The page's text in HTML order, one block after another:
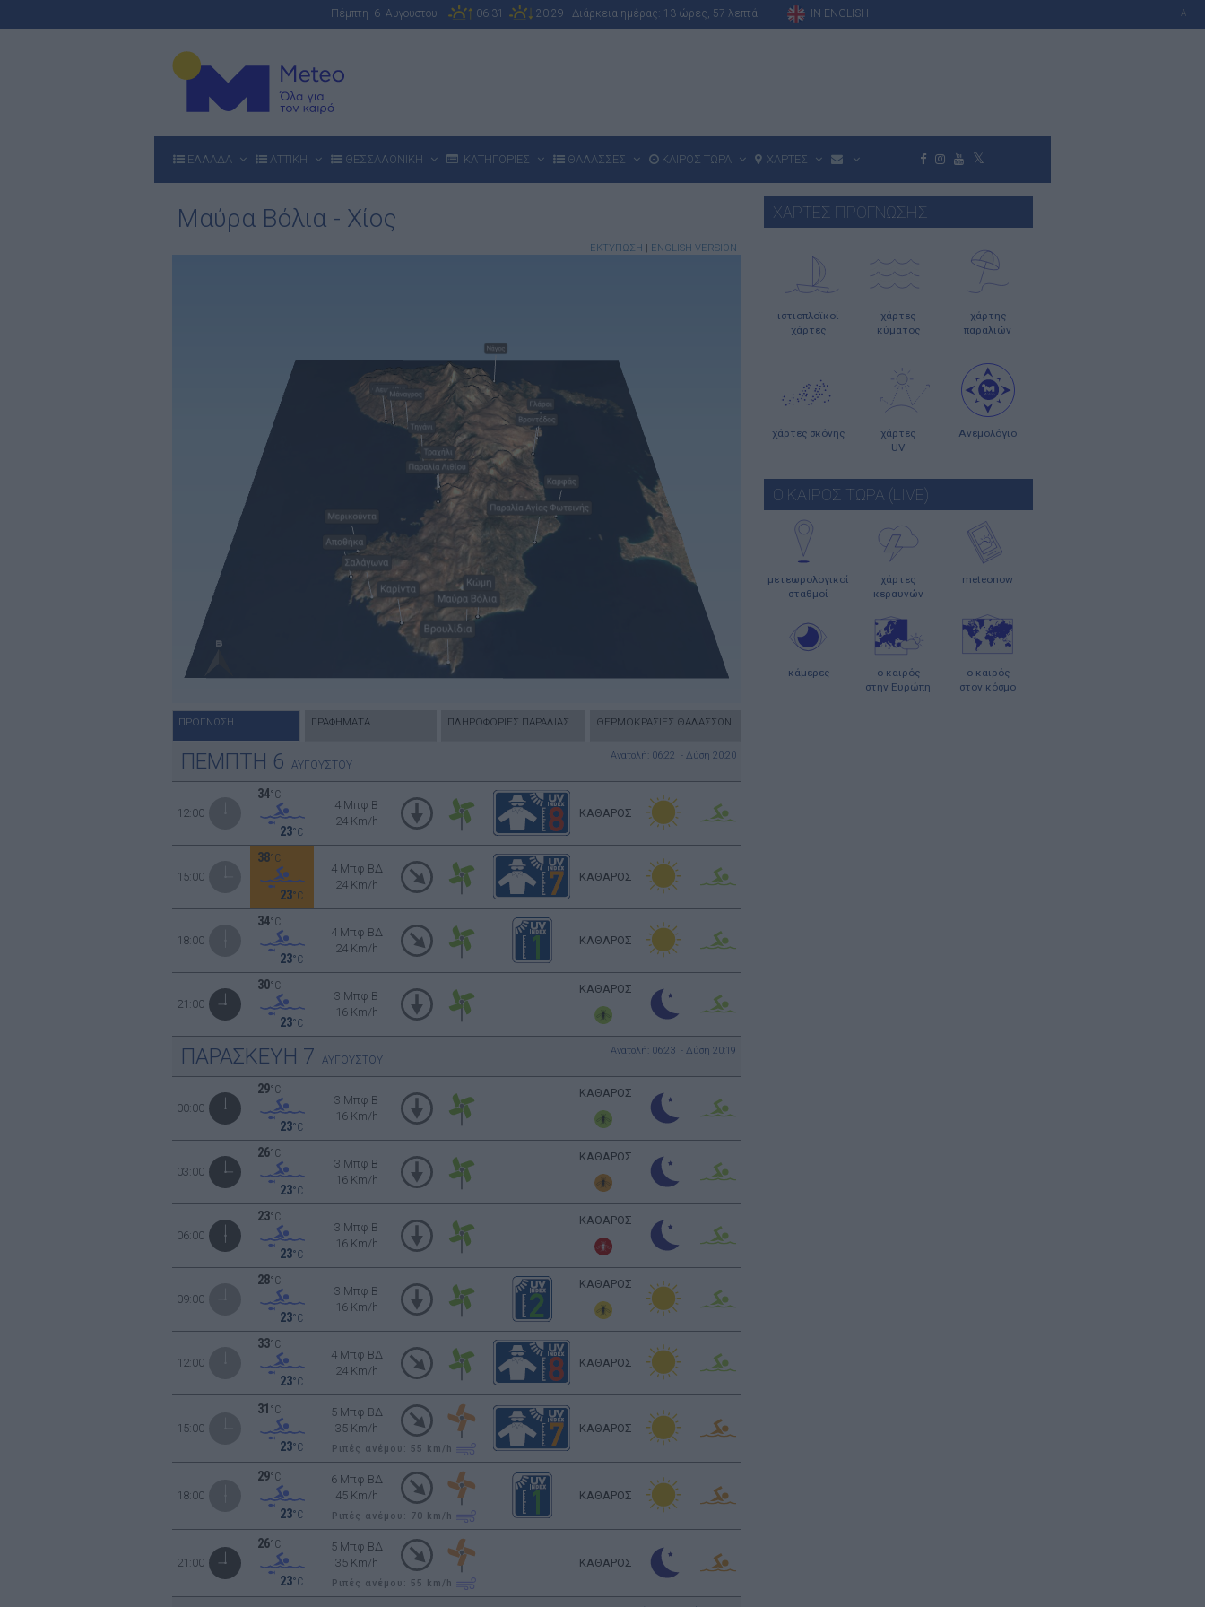
Πέμπτη 6 Αυγούστου 06:31 20:29 - Διάρκεια ημέρας: 13 ώρες, 57 λεπτά | IN ENGLISH A
ΕΛΛΑΔΑ ΑΤΤΙΚΗ ΘΕΣΣΑΛΟΝΙΚΗ ΚΑΤΗΓΟΡΙΕΣ ΘΑΛΑΣΣΕΣ ΚΑΙΡΟΣ ΤΩΡΑ ΧΑΡΤΕΣ
Μαύρα Βόλια - Χίος
ΕΚΤΥΠΩΣΗ | ENGLISH VERSION
ΠΡΟΓΝΩΣΗ ΓΡΑΦΗΜΑΤΑ ΠΛΗΡΟΦΟΡΙΕΣ ΠΑΡΑΛΙΑΣ ΘΕΡΜΟΚΡΑΣΙΕΣ ΘΑΛΑΣΣΩΝ
ΠΕΜΠΤΗ 6 ΑΥΓΟΥΣΤΟΥ
Ανατολή: 06:22 - Δύση 20:20
12:00
34°C
23°C
4 Μπφ B
24 Km/h
ΚΑΘΑΡΟΣ
15:00
38°C
23°C
4 Μπφ ΒΔ
24 Km/h
ΚΑΘΑΡΟΣ
18:00
34°C
23°C
4 Μπφ ΒΔ
24 Km/h
ΚΑΘΑΡΟΣ
21:00
30°C
23°C
3 Μπφ B
16 Km/h
ΚΑΘΑΡΟΣ
ΠΑΡΑΣΚΕΥΗ 7 ΑΥΓΟΥΣΤΟΥ
Ανατολή: 06:23 - Δύση 20:19
00:00
29°C
23°C
3 Μπφ B
16 Km/h
ΚΑΘΑΡΟΣ
03:00
26°C
23°C
3 Μπφ B
16 Km/h
ΚΑΘΑΡΟΣ
06:00
23°C
23°C
3 Μπφ B
16 Km/h
ΚΑΘΑΡΟΣ
09:00
28°C
23°C
3 Μπφ B
16 Km/h
ΚΑΘΑΡΟΣ
12:00
33°C
23°C
4 Μπφ ΒΔ
24 Km/h
ΚΑΘΑΡΟΣ
15:00
31 °C
23°C
5 Μπφ ΒΔ
35 Km/h
Ριπές ανέμου: 55 km/h
ΚΑΘΑΡΟΣ
18:00
29°C
23°C
6 Μπφ ΒΔ
45 Km/h
Ριπές ανέμου: 70 km/h
ΚΑΘΑΡΟΣ
21:00
26°C
23°C
5 Μπφ ΒΔ
35 Km/h
Ριπές ανέμου: 55 km/h
ΚΑΘΑΡΟΣ
ΧΑΡΤΕΣ ΠΡΟΓΝΩΣΗΣ
ιστιοπλοϊκοί
χάρτες
χάρτες
κύματος
χάρτης
παραλιών
χάρτες σκόνης
χάρτες
UV
Ανεμολόγιο
Ο ΚΑΙΡΟΣ ΤΩΡΑ (LIVE)
μετεωρολογικοί
σταθμοί
χάρτες
κεραυνών
meteonow
κάμερες
ο καιρός
στην Ευρώπη
ο καιρός
στον κόσμο